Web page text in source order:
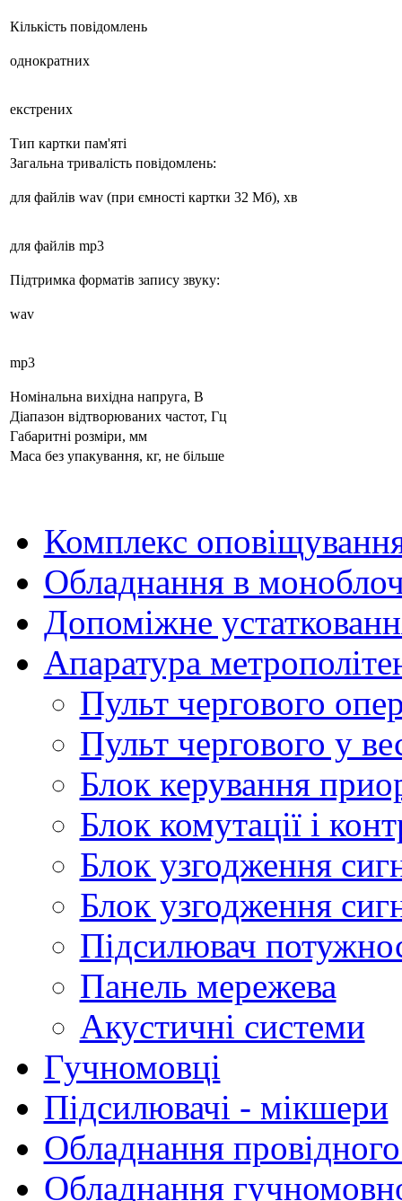
Кількість повідомлень
однократних
екстрених
Тип картки пам'яті
Загальна тривалість повідомлень:
для файлів wav (при ємності картки 32 Мб), хв
для файлів mp3
Підтримка форматів запису звуку:
wav
mp3
Номінальна вихідна напруга, В
Діапазон відтворюваних частот, Гц
Габаритні розміри, мм
Маса без упакування, кг, не більше
Комплекс
Обладнання в
Допоміжне
Апаратура
Пульт чергового
Пульт чергового у
Блок керування
Блок комутації і
Блок узгодження
Блок узгодження
Підсилювач
Панель мережева
Акустичні системи
Гучномовці
Підсилювачі - мікшери
Обладнання провідного
Обладнання